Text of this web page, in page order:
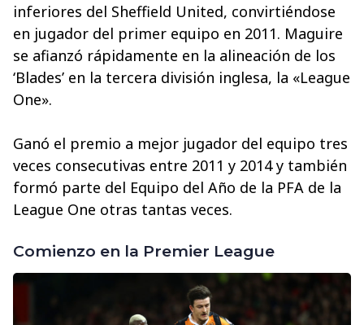
inferiores del Sheffield United, convirtiéndose
en jugador del primer equipo en 2011. Maguire
se afianzó rápidamente en la alineación de los
‘Blades’ en la tercera división inglesa, la «League
One».
Ganó el premio a mejor jugador del equipo tres
veces consecutivas entre 2011 y 2014 y también
formó parte del Equipo del Año de la PFA de la
League One otras tantas veces.
Comienzo en la Premier League